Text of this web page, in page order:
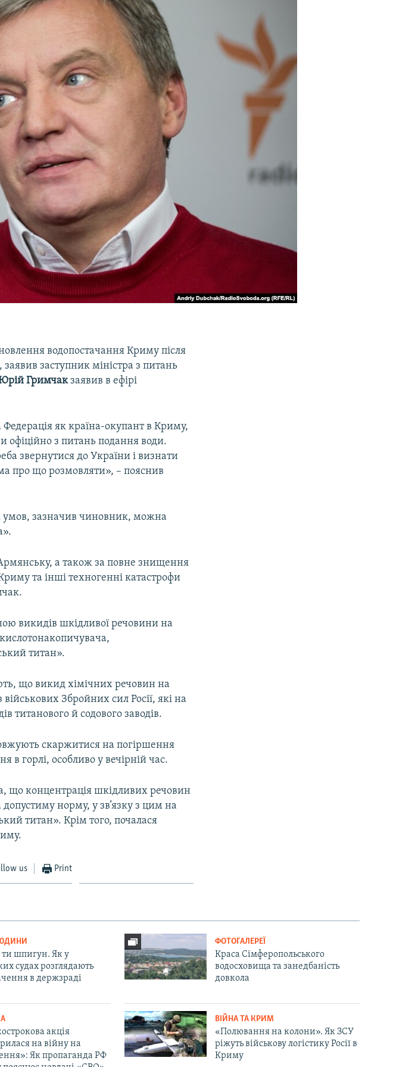
водопостачання Криму після
заявив заступник міністра з питань
Гримчакзаявив в ефірі
як країна-окупант в Криму,
офіційно з питань подання води.
звернутися до України і визнати
про що розмовляти», – пояснив
умов, зазначив чиновник, можна
а також за повне знищення
та інші техногенні катастрофи
викидів шкідливої речовини на
кислотонакопичувача,
титан».
що викид хімічних речовин на
Збройних сил Росії, які на
титанового й содового заводів.
скаржитися на погіршення
в горлі, особливо у вечірній час.
що концентрація шкідливих речовин
допустиму норму, у зв’язку з цим на
титан». Крім того, почалася
us Print
ти шпигун. Як у
судах розглядають
в держзраді
ФОТОГАЛЕРЕЇ
Краса Сімферопольського
водосховища та занедбаність
довкола
акція
на війну на
Як пропаганда РФ
ВІЙНА ТА КРИМ
«Полювання на колони». Як ЗСУ
ріжуть військову логістику Росії в
Криму